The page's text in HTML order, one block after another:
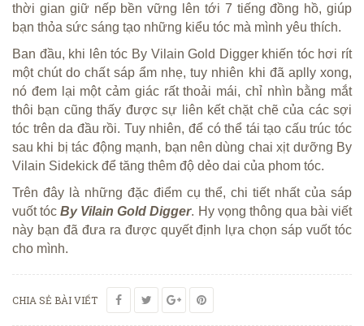
thời gian giữ nếp bền vững lên tới 7 tiếng đồng hồ, giúp
bạn thỏa sức sáng tạo những kiểu tóc mà mình yêu thích.
Ban đầu, khi lên tóc By Vilain Gold Digger khiến tóc hơi rít
một chút do chất sáp ẩm nhẹ, tuy nhiên khi đã aplly xong,
nó đem lại một cảm giác rất thoải mái, chỉ nhìn bằng mắt
thôi bạn cũng thấy được sự liên kết chặt chẽ của các sợi
tóc trên da đầu rồi. Tuy nhiên, để có thể tái tạo cấu trúc tóc
sau khi bị tác động mạnh, bạn nên dùng chai xịt dưỡng By
Vilain Sidekick để tăng thêm độ dẻo dai của phom tóc.
Trên đây là những đặc điểm cụ thể, chi tiết nhất của sáp
vuốt tócBy Vilain Gold Digger. Hy vọng thông qua bài viết
này bạn đã đưa ra được quyết định lựa chọn sáp vuốt tóc
cho mình.
CHIA SẺ BÀI VIẾT